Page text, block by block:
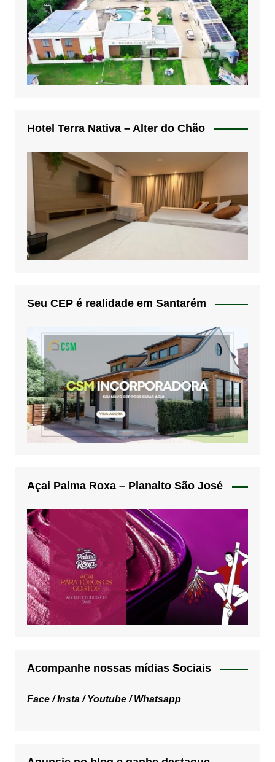
Hotel Terra Nativa – Alter do Chão
Seu CEP é realidade em Santarém
Açai Palma Roxa – Planalto São José
Acompanhe nossas mídias Sociais
Face /Insta /Youtube /Whatsapp